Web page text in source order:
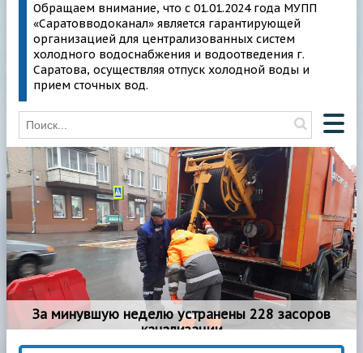
Обращаем внимание, что с 01.01.2024 года МУПП
«Саратовводоканал» является гарантирующей
организацией для централизованных систем
холодного водоснабжения и водоотведения г.
Саратова, осуществляя отпуск холодной воды и
прием сточных вод.
О КОМПАНИИ
О ВОДОСНАБЖЕНИИ
О ВОДООТВЕДЕНИИ
НОВОСТИ
ОТКЛЮЧЕНИЯ
КОНТАКТЫ
HAWLE
За минувшую неделю устранены 228 засоров
канализации